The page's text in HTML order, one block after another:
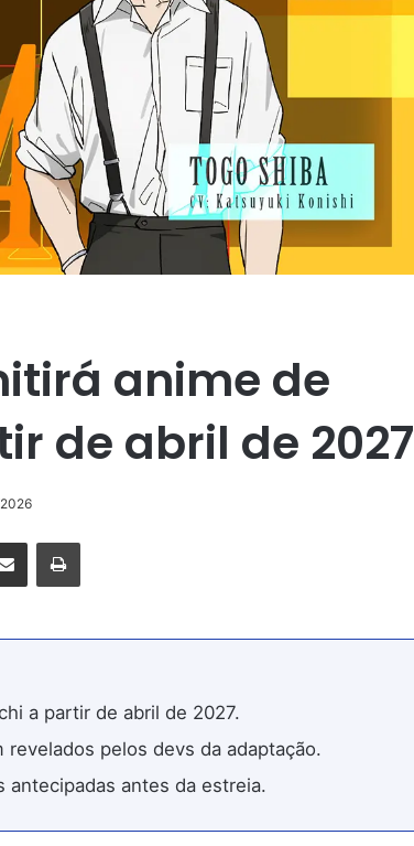
anime de
de abril de 2027
Compartilhar via e-mail Imprimir
a partir de abril de 2027.
pelos devs da adaptação.
antes da estreia.